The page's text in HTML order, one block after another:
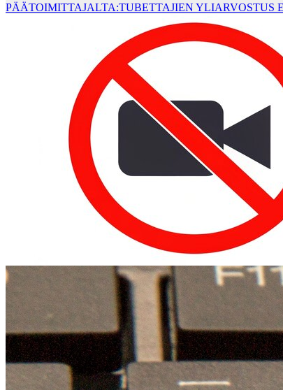
PÄÄTOIMITTAJALTA:TUBETTAJIEN YLIARVOSTUS